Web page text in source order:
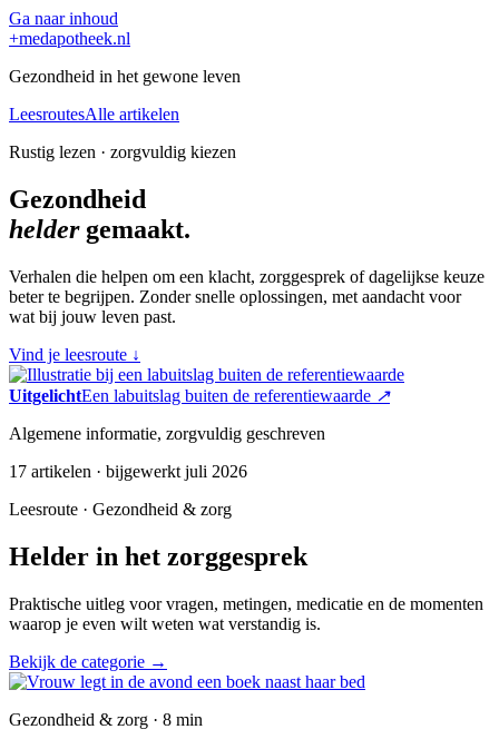
Ga naar inhoud
+medapotheek.nl
Gezondheid in het gewone leven
LeesroutesAlle artikelen
Rustig lezen · zorgvuldig kiezen
Gezondheid
heldergemaakt.
Verhalen die helpen om een klacht, zorggesprek of dagelijkse keuze
beter te begrijpen. Zonder snelle oplossingen, met aandacht voor
wat bij jouw leven past.
Vind je leesroute ↓
UitgelichtEen labuitslag buiten de referentiewaarde ↗
Algemene informatie, zorgvuldig geschreven
17 artikelen · bijgewerkt juli 2026
Leesroute · Gezondheid & zorg
Helder in het zorggesprek
Praktische uitleg voor vragen, metingen, medicatie en de momenten
waarop je even wilt weten wat verstandig is.
Bekijk de categorie →
Gezondheid & zorg · 8 min